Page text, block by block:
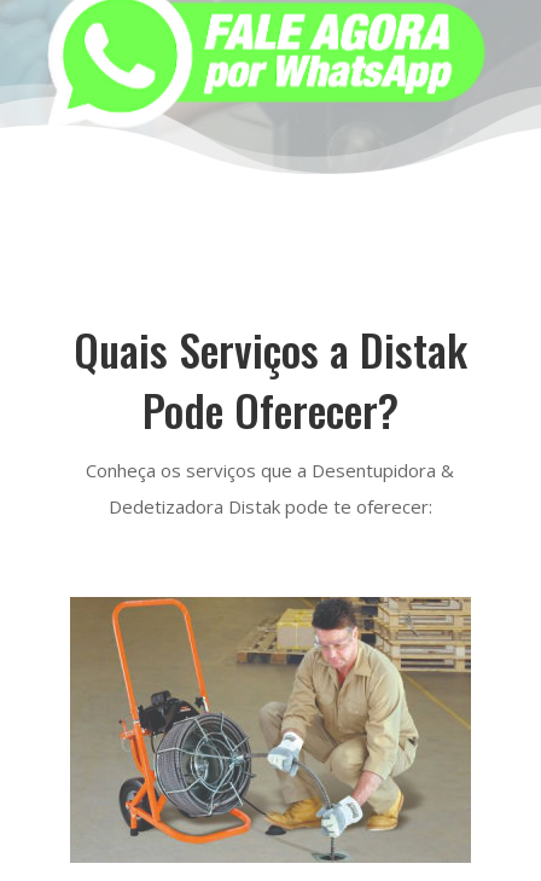
Quais Serviços a Distak
Pode Oferecer?
Conheça os serviços que a Desentupidora &
Dedetizadora Distak pode te oferecer: